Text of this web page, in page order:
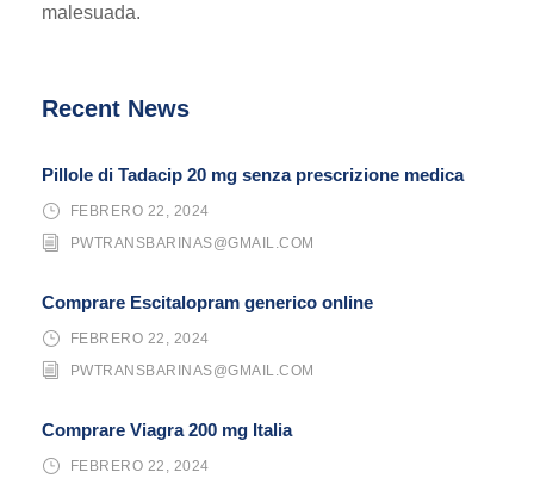
malesuada.
Recent News
Pillole di Tadacip 20 mg senza prescrizione medica
FEBRERO 22, 2024
PWTRANSBARINAS@GMAIL.COM
Comprare Escitalopram generico online
FEBRERO 22, 2024
PWTRANSBARINAS@GMAIL.COM
Comprare Viagra 200 mg Italia
FEBRERO 22, 2024